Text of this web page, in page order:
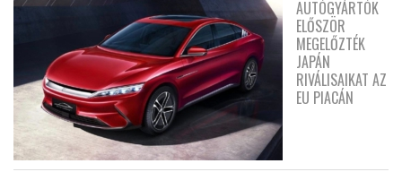
AUTÓGYÁRTÓK
ELŐSZÖR
MEGELŐZTÉK
JAPÁN
RIVÁLISAIKAT AZ
EU PIACÁN